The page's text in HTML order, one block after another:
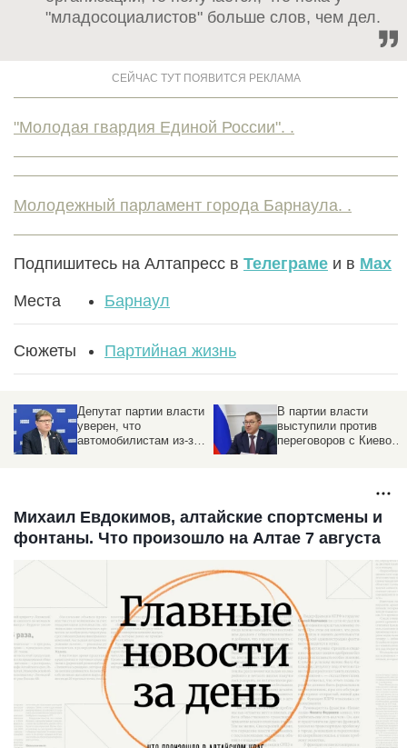
"младосоциалистов" больше слов, чем дел.
"Молодая гвардия Единой России". .
Молодежный парламент города Барнаула. .
Подпишитесь на Алтапресс в Телеграме и в Max
Места Барнаул
Сюжеты Партийная жизнь
Депутат партии власти
уверен, что
автомобилистам из-за
В партии власти
выступили против
переговоров с Киевом
Михаил Евдокимов, алтайские спортсмены и
фонтаны. Что произошло на Алтае 7 августа